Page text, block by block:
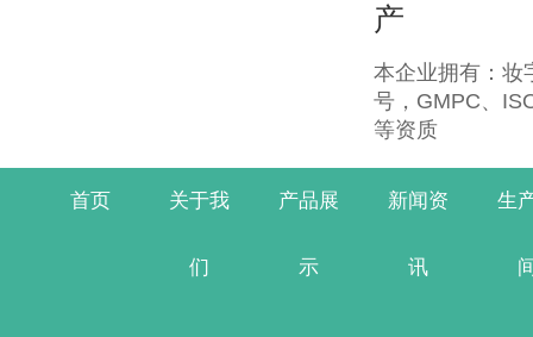
产
本企业拥有：妆
号，GMPC、
等资质
首页 关于我
们
产品展
示
新闻资
讯
生